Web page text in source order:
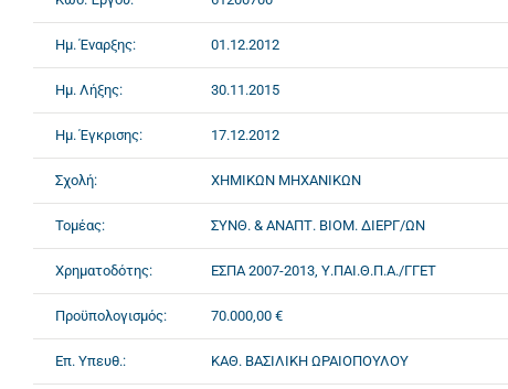
Ημ. Έναρξης: 01.12.2012
Ημ. Λήξης: 30.11.2015
Ημ. Έγκρισης: 17.12.2012
Σχολή: ΧΗΜΙΚΩΝ ΜΗΧΑΝΙΚΩΝ
Τομέας: ΣΥΝΘ. & ΑΝΑΠΤ. ΒΙΟΜ. ΔΙΕΡΓ/ΩΝ
Χρηματοδότης: ΕΣΠΑ 2007-2013, Υ.ΠΑΙ.Θ.Π.Α./ΓΓΕΤ
Προϋπολογισμός: 70.000,00 €
Επ. Υπευθ.: ΚΑΘ. ΒΑΣΙΛΙΚΗ ΩΡΑΙΟΠΟΥΛΟΥ